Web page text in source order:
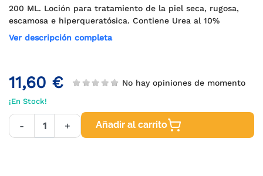
200 ML. Loción para tratamiento de la piel seca, rugosa,
escamosa e hiperqueratósica. Contiene Urea al 10%
Ver descripción completa
11,60 € No hay opiniones de momento
¡En Stock!
- + Añadir al carrito